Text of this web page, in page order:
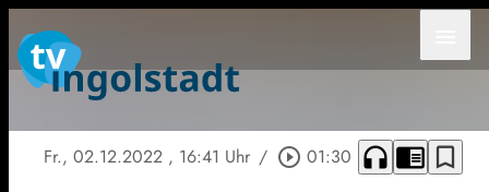
Fr., 02.12.2022 , 16:41 Uhr / play_circle_outline 01:30 headphones chrome_reader_mode bookmark_border